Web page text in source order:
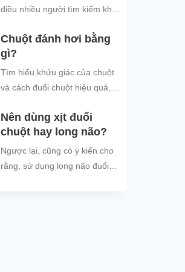
bảo vệ không gian sống sạch
điều nhiều người tìm kiếm khi
khiến tình trạng chuột vào nhà
trú...
Chuột đánh hơi bằng
gì?
Tìm hiểu khứu giác của chuột
và cách đuổi chuột hiệu quả,
không thích.
Nên dùng xịt đuổi
chuột hay long não?
Ngược lại, cũng có ý kiến cho
rằng, sử dụng long não đuổi